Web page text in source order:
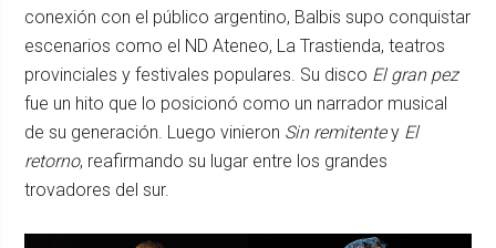
conexión con el público argentino, Balbis supo conquistar
escenarios como el ND Ateneo, La Trastienda, teatros
provinciales y festivales populares. Su disco El gran pez
fue un hito que lo posicionó como un narrador musical
de su generación. Luego vinieron Sin remitentey El
retorno, reafirmando su lugar entre los grandes
trovadores del sur.